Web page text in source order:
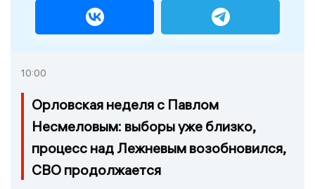
10:00
Орловская неделя с Павлом
Несмеловым: выборы уже близко,
процесс над Лежневым возобновился,
СВО продолжается